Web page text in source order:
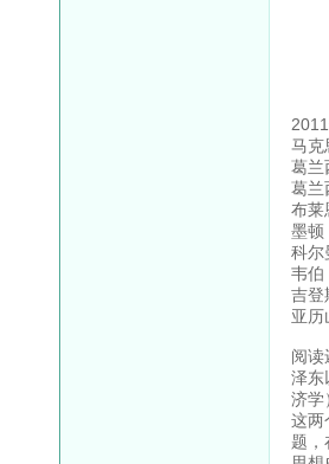
马克
葛兰
葛兰
布莱
墨顿
科尔
韦伯
吉登
亚历
阅读
泽东
济学
这两
题，